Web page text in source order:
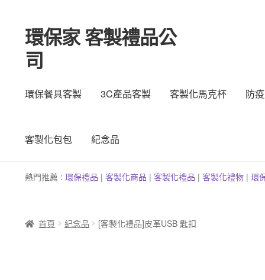
跳
至
導
列
跳
至
主
內
環保家 客製禮品公
司
環保餐具客製 3C產品客製 客製化馬克杯 防
客製化包包 紀念品
熱門推薦 : 環保禮品 | 客製化商品 | 客製化禮品 | 客製化禮物| 環
首頁 紀念品 [客製化禮品]皮革USB 匙扣